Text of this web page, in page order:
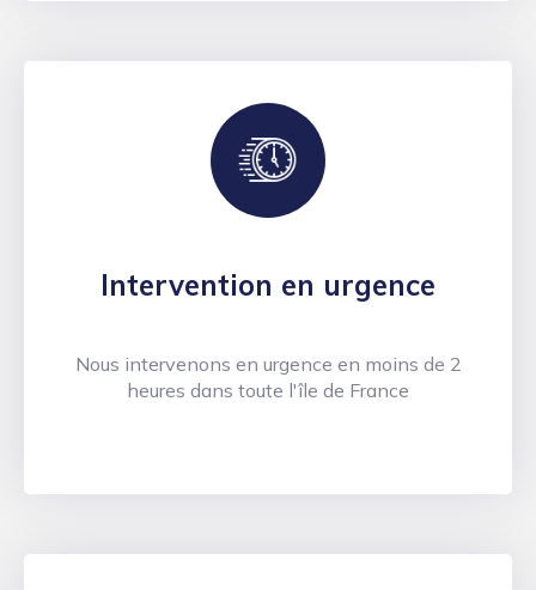
Intervention en urgence
Nous intervenons en urgence en moins de 2
heures dans toute l'île de France